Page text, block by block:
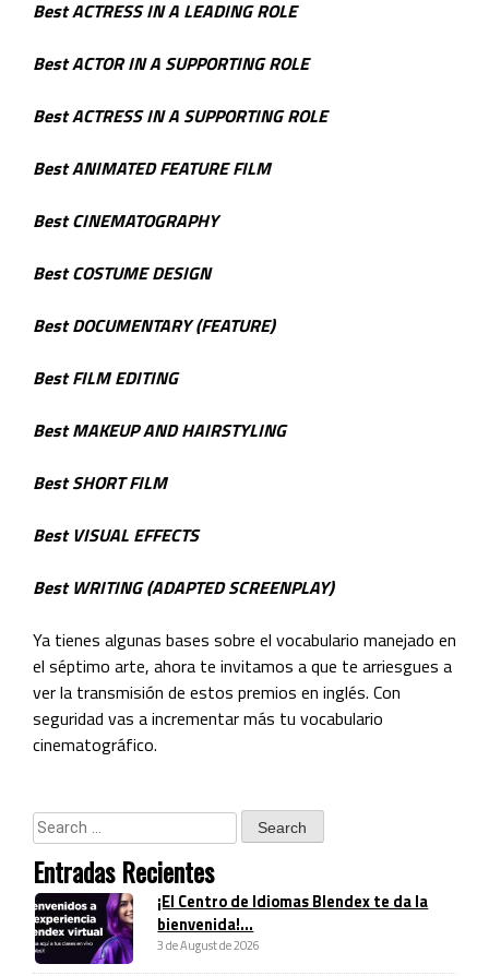
Best ACTRESS IN A LEADING ROLE
Best ACTOR IN A SUPPORTING ROLE
Best ACTRESS IN A SUPPORTING ROLE
Best ANIMATED FEATURE FILM
Best CINEMATOGRAPHY
Best COSTUME DESIGN
Best DOCUMENTARY (FEATURE)
Best FILM EDITING
Best MAKEUP AND HAIRSTYLING
Best SHORT FILM
BestVISUAL EFFECTS
Best WRITING (ADAPTED SCREENPLAY)
Ya tienes algunas bases sobre el vocabulario manejado en
el séptimo arte, ahora te invitamos a que te arriesgues a
ver la transmisión de estos premios en inglés. Con
seguridad vas a incrementar más tu vocabulario
cinematográfico.
Entradas Recientes
¡El Centro de Idiomas Blendex te da la
bienvenida!...
3 de August de 2026